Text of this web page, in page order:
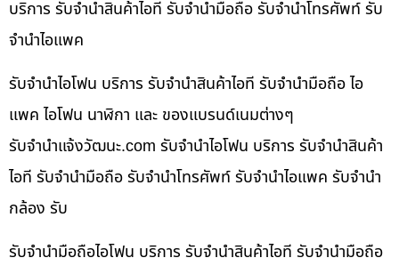
บริการ รับจำนำสินค้าไอที รับจำนำมือถือ รับจำนำโทรศัพท์ รับ
จำนำไอแพค
รับจำนำไอโฟน บริการ รับจำนำสินค้าไอที รับจำนำมือถือ ไอ
แพค ไอโฟน นาฬิกา และ ของแบรนด์เนมต่างๆ
รับจํานําแจ้งวัฒนะ.com รับจำนำไอโฟน บริการ รับจำนำสินค้า
ไอที รับจำนำมือถือ รับจำนำโทรศัพท์ รับจำนำไอแพค รับจำนำ
กล้อง รับ
รับจำนำมือถือไอโฟน บริการ รับจำนำสินค้าไอที รับจำนำมือถือ